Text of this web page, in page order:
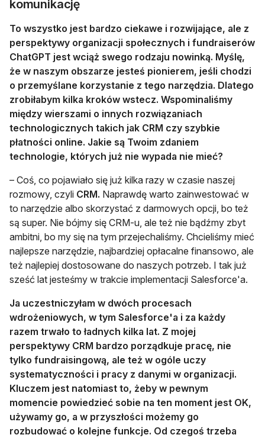
komunikację
To wszystko jest bardzo ciekawe i rozwijające, ale z
perspektywy organizacji społecznych i fundraiserów
ChatGPT jest wciąż swego rodzaju nowinką. Myślę,
że w naszym obszarze jesteś pionierem, jeśli chodzi
o przemyślane korzystanie z tego narzędzia. Dlatego
zrobiłabym kilka kroków wstecz. Wspominaliśmy
między wierszami o innych rozwiązaniach
technologicznych takich jak CRM czy szybkie
płatności online. Jakie są Twoim zdaniem
technologie, których już nie wypada nie mieć?
– Coś, co pojawiało się już kilka razy w czasie naszej
rozmowy, czyli CRM. Naprawdę warto zainwestować w
to narzędzie albo skorzystać z darmowych opcji, bo też
są super. Nie bójmy się CRM-u, ale też nie bądźmy zbyt
ambitni, bo my się na tym przejechaliśmy. Chcieliśmy mieć
najlepsze narzędzie, najbardziej opłacalne finansowo, ale
też najlepiej dostosowane do naszych potrzeb. I tak już
sześć lat jesteśmy w trakcie implementacji Salesforce'a.
Ja uczestniczyłam w dwóch procesach
wdrożeniowych, w tym Salesforce'a i za każdy
razem trwało to ładnych kilka lat. Z mojej
perspektywy CRM bardzo porządkuje pracę, nie
tylko fundraisingową, ale też w ogóle uczy
systematyczności i pracy z danymi w organizacji.
Kluczem jest natomiast to, żeby w pewnym
momencie powiedzieć sobie na ten moment jest OK,
używamy go, a w przyszłości możemy go
rozbudować o kolejne funkcje. Od czegoś trzeba